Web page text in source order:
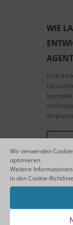
Wir verwenden
optimieren.
Weitere
in denCookie-
WIE
Eine